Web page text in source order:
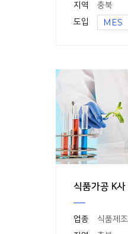
지역
충북
도입
MES
식품가공 K사
업종
식품제조